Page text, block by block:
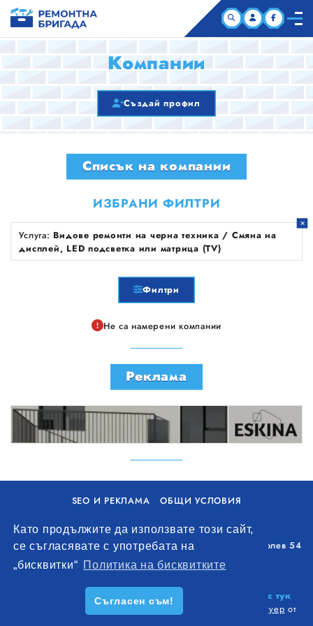
Като продължите да използвате този сайт,
се съгласявате с употребата на
„бисквитки“ Политика на бисквитките
Съгласен съм!
КОМПАНИИ
ЗА НАС
Компании
Създай профил
Списък на компании
ИЗБРАНИ ФИЛТРИ
Услуга: Видове ремонти на черна техника / Смяна на
дисплей, LED подсветка или матрица (TV)
Филтри
Не са намерени компании
Реклама
SEO И РЕКЛАМА
ОБЩИ УСЛОВИЯ
Уолоу Интернешънъл ЕООД, гр. Варна, бул. Генерал Колев 54
+359 893 621 112
office@remontna-brigada.com
Създай профил на своя строителен бизнес тук
. Всички права запазени. Изработка на софтуер от